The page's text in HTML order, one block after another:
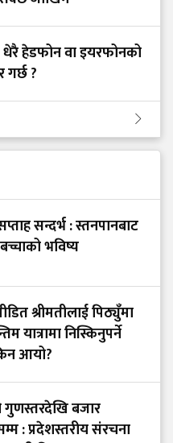
धेरै हेडफोन वा इयरफोनको
?
सन्दर्भ : स्तनपानबाट
भविष्य
श्रीमतीलाई पिठ्युँमा
यात्रामा निस्किनुपर्ने
आयो?
बजार
: प्रदेशस्तरीय संरचना